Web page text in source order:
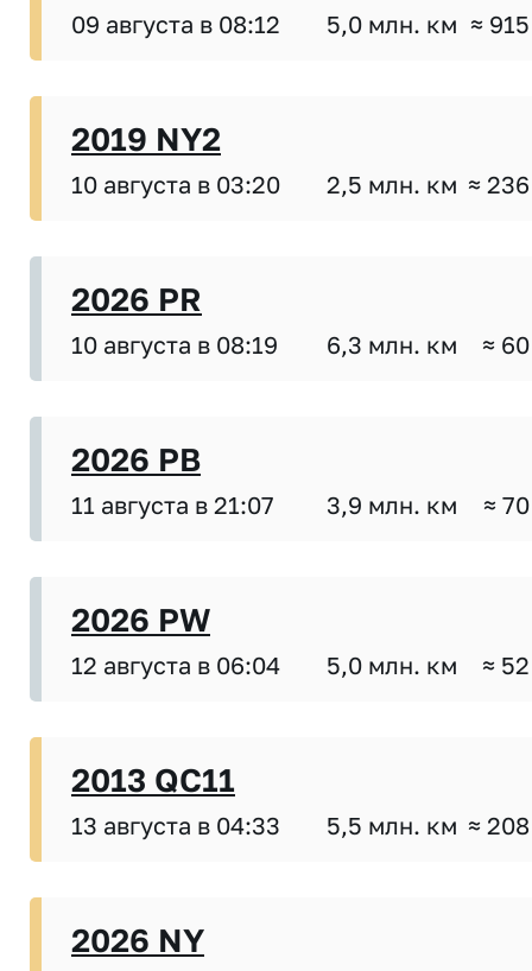
09 августа в 08:12 5,0 млн. км ≈
2019 NY2
10 августа в 03:20 2,5 млн. км ≈
2026 PR
10 августа в 08:19 6,3 млн. км ≈
2026 PB
11 августа в 21:07 3,9 млн. км ≈
2026 PW
12 августа в 06:04 5,0 млн. км ≈
2013 QC11
13 августа в 04:33 5,5 млн. км ≈
2026 NY